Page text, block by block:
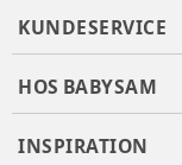
KUNDESERVICE
HOS BABYSAM
INSPIRATION